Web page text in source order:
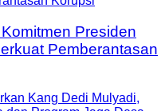
Presiden
Pemberantasan